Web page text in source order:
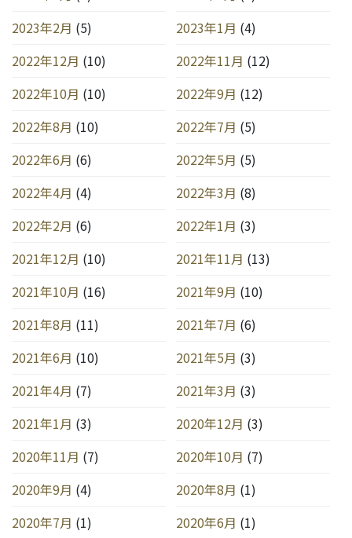
2023年2月 (5) 2023年1月 (4)
2022年12月 (10) 2022年11月 (12)
2022年10月 (10) 2022年9月 (12)
2022年8月 (10) 2022年7月 (5)
2022年6月 (6) 2022年5月 (5)
2022年4月 (4) 2022年3月 (8)
2022年2月 (6) 2022年1月 (3)
2021年12月 (10) 2021年11月 (13)
2021年10月 (16) 2021年9月 (10)
2021年8月 (11) 2021年7月 (6)
2021年6月 (10) 2021年5月 (3)
2021年4月 (7) 2021年3月 (3)
2021年1月 (3) 2020年12月 (3)
2020年11月 (7) 2020年10月 (7)
2020年9月 (4) 2020年8月 (1)
2020年7月 (1) 2020年6月 (1)